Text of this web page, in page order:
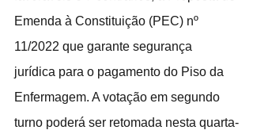
Emenda à Constituição (PEC) nº
11/2022 que garante segurança
jurídica para o pagamento do Piso da
Enfermagem. A votação em segundo
turno poderá ser retomada nesta quarta-